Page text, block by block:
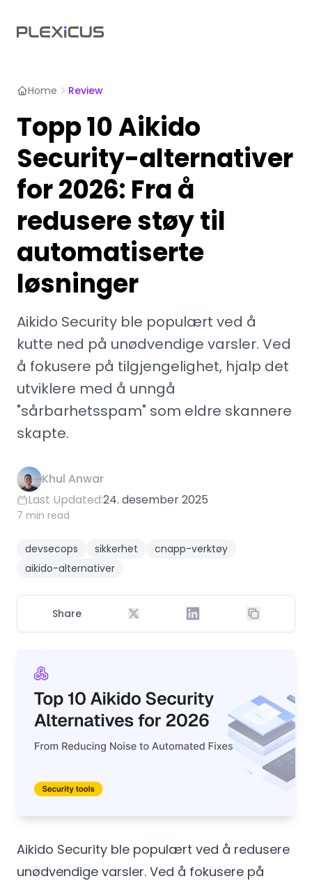
Home Review
Topp 10 Aikido
Security-alternativer
for 2026: Fra å
redusere støy til
automatiserte
løsninger
Aikido Security ble populært ved å
kutte ned på unødvendige varsler. Ved
å fokusere på tilgjengelighet, hjalp det
utviklere med å unngå
"sårbarhetsspam" som eldre skannere
skapte.
Khul Anwar
Last Updated:24. desember 2025
7 min read
devsecops sikkerhet
cnapp-verktøy
aikido-alternativer
Share
Aikido Security ble populært ved å redusere
unødvendige varsler. Ved å fokusere på